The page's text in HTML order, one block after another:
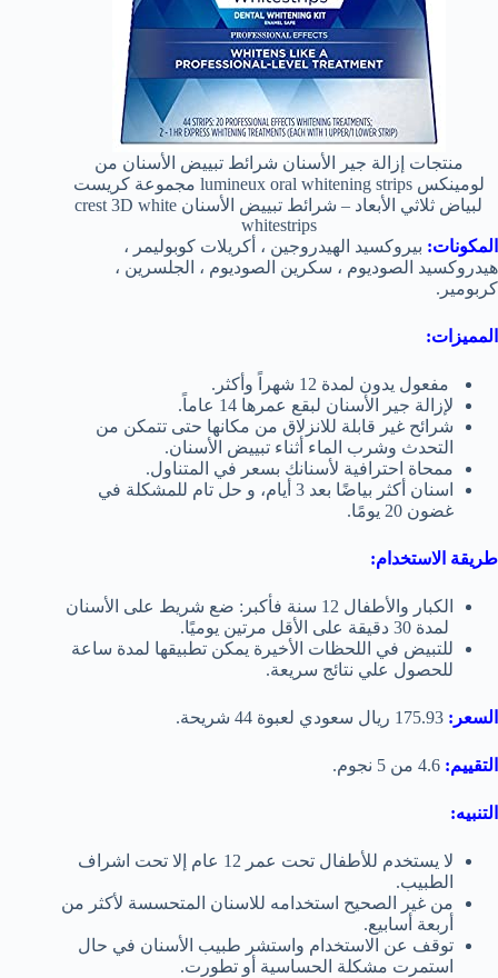
منتجات إزالة جير الأسنان شرائط تبييض الأسنان من
لومينكس lumineux oral whitening strips مجموعة كريست
لبياض ثلاثي الأبعاد – شرائط تبييض الأسنان crest 3D white
whitestrips
المكونات: بيروكسيد الهيدروجين ، أكريلات كوبوليمر ،
هيدروكسيد الصوديوم ، سكرين الصوديوم ، الجلسرين ،
كربومير.
المميزات:
مفعول يدون لمدة 12 شهراً وأكثر.
لإزالة جير الأسنان لبقع عمرها 14 عاماً.
شرائح غير قابلة للانزلاق من مكانها حتى تتمكن من
التحدث وشرب الماء أثناء تبييض الأسنان.
ممحاة احترافية لأسنانك بسعر في المتناول.
اسنان أكثر بياضًا بعد 3 أيام، و حل تام للمشكلة في
غضون 20 يومًا.
طريقة الاستخدام:
الكبار والأطفال 12 سنة فأكبر:
ضع شريط على الأسنان
لمدة 30 دقيقة على الأقل مرتين يوميًا.
للتبيض في اللحظات الأخيرة يمكن تطبيقها لمدة ساعة
للحصول علي نتائج سريعة.
السعر: 175.93 ريال سعودي لعبوة 44 شريحة.
التقييم: 4.6 من 5 نجوم.
التنبيه:
لا يستخدم للأطفال تحت عمر 12 عام إلا تحت اشراف
الطبيب.
من غير الصحيح استخدامه للاسنان المتحسسة لأكثر من
أربعة أسابيع.
توقف عن الاستخدام واستشر طبيب الأسنان في حال
استمرت مشكلة الحساسية أو تطورت.